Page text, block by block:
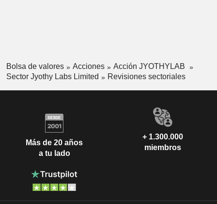
Bolsa de valores Acciones
Acción JYOTHYLAB
Sector Jyothy Labs Limited
Revisiones sectoriales
Más de 20 años
a tu lado
+ 1.300.000
miembros